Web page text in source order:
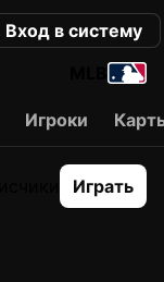
Вход в систему
Игроки
Играть